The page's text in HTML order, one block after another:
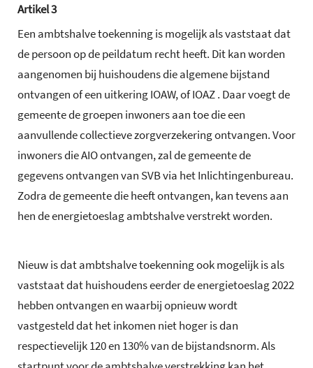
Artikel 3
Een ambtshalve toekenning is mogelijk als vaststaat dat
de persoon op de peildatum recht heeft. Dit kan worden
aangenomen bij huishoudens die algemene bijstand
ontvangen of een uitkering IOAW, of IOAZ . Daar voegt de
gemeente de groepen inwoners aan toe die een
aanvullende collectieve zorgverzekering ontvangen. Voor
inwoners die AIO ontvangen, zal de gemeente de
gegevens ontvangen van SVB via het Inlichtingenbureau.
Zodra de gemeente die heeft ontvangen, kan tevens aan
hen de energietoeslag ambtshalve verstrekt worden.
Nieuw is dat ambtshalve toekenning ook mogelijk is als
vaststaat dat huishoudens eerder de energietoeslag 2022
hebben ontvangen en waarbij opnieuw wordt
vastgesteld dat het inkomen niet hoger is dan
respectievelijk 120 en 130% van de bijstandsnorm. Als